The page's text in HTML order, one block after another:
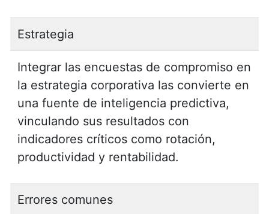
Estrategia
Integrar las encuestas de compromiso en
la estrategia corporativa las convierte en
una fuente de inteligencia predictiva,
vinculando sus resultados con
indicadores críticos como rotación,
productividad y rentabilidad.
Errores comunes